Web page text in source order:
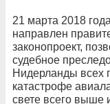
21 марта 2018
направлен
законопроект,
судебное
Нидерланды всех
катастрофе
свете всего выше